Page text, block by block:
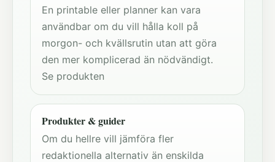
En printable eller planner kan vara
användbar om du vill hålla koll på
morgon- och kvällsrutin utan att göra
den mer komplicerad än nödvändigt.
Se produkten
Produkter & guider
Om du hellre vill jämföra fler
redaktionella alternativ än enskilda